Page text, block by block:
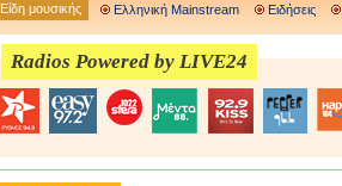
Είδη μουσικής Ελληνική Mainstream Ειδήσεις
Radios Powered by LIVE24